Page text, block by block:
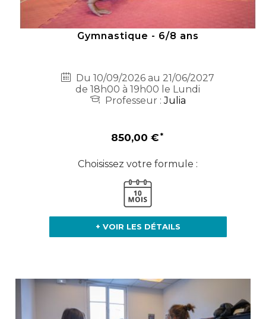
Gymnastique - 6/8 ans
Du 10/09/2026 au 21/06/2027
de 18h00 à 19h00 le Lundi
Professeur :Julia
850,00 €
Choisissez votre formule :
+ VOIR LES DÉTAILS